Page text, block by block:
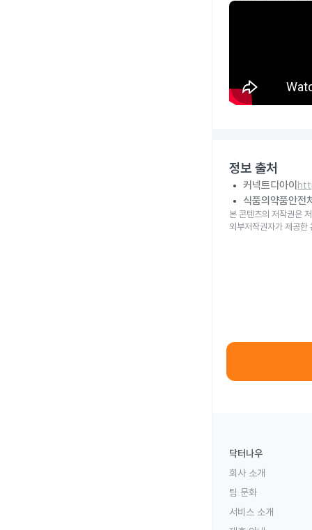
정보 출처
커넥트디아이
식품의약품안전
본 콘텐츠의 저작권은
외부저작권자가 제공한
닥터나우
회사 소개
팀 문화
서비스 소개